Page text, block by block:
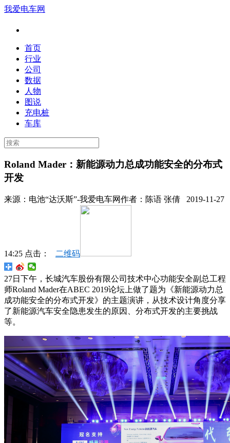
我爱电车网
首页
行业
公司
数据
人物
图说
充电桩
车库
Roland Mader：新能源动力总成功能安全的分布式
开发
来源： 电池“达沃斯”-我爱电车网作者： 陈语 张倩 2019-11-27
14:25 点击： 二维码
27日下午，长城汽车股份有限公司技术中心功能安全副总工程
师Roland Mader在ABEC 2019论坛上做了题为《新能源动力总
成功能安全的分布式开发》的主题演讲，从技术设计角度分享
了新能源汽车安全隐患发生的原因、分布式开发的主要挑战
等。